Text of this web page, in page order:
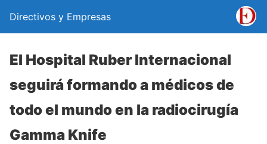
Directivos y Empresas
El Hospital Ruber Internacional
seguirá formando a médicos de
todo el mundo en la radiocirugía
Gamma Knife